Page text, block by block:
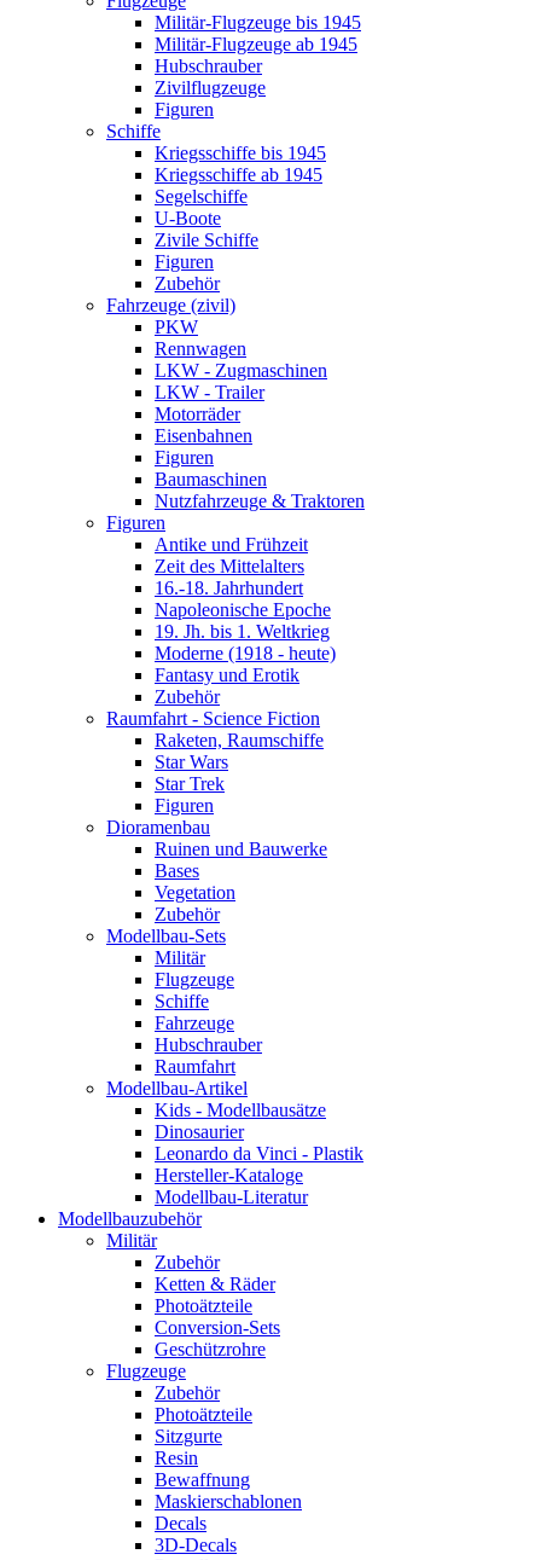
Militär-Flugzeuge bis 1945
Militär-Flugzeuge ab 1945
Hubschrauber
Zivilflugzeuge
Figuren
Schiffe
Kriegsschiffe bis 1945
Kriegsschiffe ab 1945
Segelschiffe
U-Boote
Zivile Schiffe
Figuren
Zubehör
Fahrzeuge (zivil)
PKW
Rennwagen
LKW - Zugmaschinen
LKW - Trailer
Motorräder
Eisenbahnen
Figuren
Baumaschinen
Nutzfahrzeuge & Traktoren
Figuren
Antike und Frühzeit
Zeit des Mittelalters
16.-18. Jahrhundert
Napoleonische Epoche
19. Jh. bis 1. Weltkrieg
Moderne (1918 - heute)
Fantasy und Erotik
Zubehör
Raumfahrt - Science Fiction
Raketen, Raumschiffe
Star Wars
Star Trek
Figuren
Dioramenbau
Ruinen und Bauwerke
Bases
Vegetation
Zubehör
Modellbau-Sets
Militär
Flugzeuge
Schiffe
Fahrzeuge
Hubschrauber
Raumfahrt
Modellbau-Artikel
Kids - Modellbausätze
Dinosaurier
Leonardo da Vinci - Plastik
Hersteller-Kataloge
Modellbau-Literatur
Modellbauzubehör
Militär
Zubehör
Ketten & Räder
Photoätzteile
Conversion-Sets
Geschützrohre
Flugzeuge
Zubehör
Photoätzteile
Sitzgurte
Resin
Bewaffnung
Maskierschablonen
Decals
3D-Decals